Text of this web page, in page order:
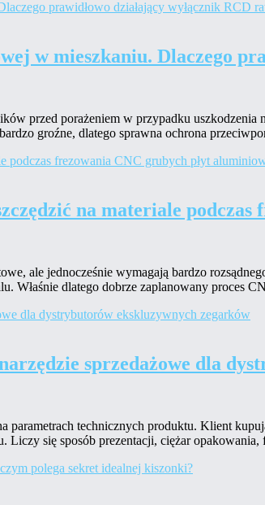
w mieszkaniu. Dlaczego
przed porażeniem w przypadku
groźne, dlatego sprawna ochrona
na materiale
ale jednocześnie wymagają bardzo
Właśnie dlatego dobrze zaplanowany proces
sprzedażowe dla
parametrach technicznych produktu. Klient
Liczy się sposób prezentacji, ciężar